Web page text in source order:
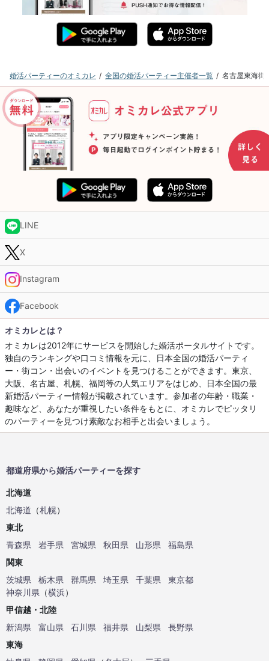
婚活パーティーのオミカレ 全国の婚活パーティー主催者一覧 名古屋東海街
LINE
X
Instagram
Facebook
オミカレとは？
オミカレは2012年にサービスを開始した婚活ポータルサイトです。
独自のランキングや口コミ情報を元に、日本全国の婚活パーティ
ー・街コン・出会いのイベントを見つけることができます。東京、
大阪、名古屋、札幌、福岡等の人気エリアをはじめ、日本全国の最
新婚活パーティー情報が掲載されています。参加者の年齢・職業・
趣味など、あなたが重視したい条件をもとに、オミカレでピッタリ
のパーティーを見つけ素敵なお相手と出会いましょう。
都道府県から婚活パーティーを探す
北海道
北海道 （札幌）
東北
青森県
岩手県 宮城県 秋田県 山形県
福島県
関東
茨城県
栃木県 群馬県 埼玉県 千葉県
東京都
神奈川県 （横浜）
甲信越・北陸
新潟県
富山県 石川県 福井県 山梨県
長野県
東海